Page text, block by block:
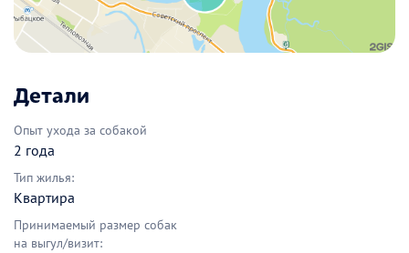
Детали
Опыт ухода за собакой
2 года
Тип жилья:
Квартира
Принимаемый размер собак
на выгул/визит: